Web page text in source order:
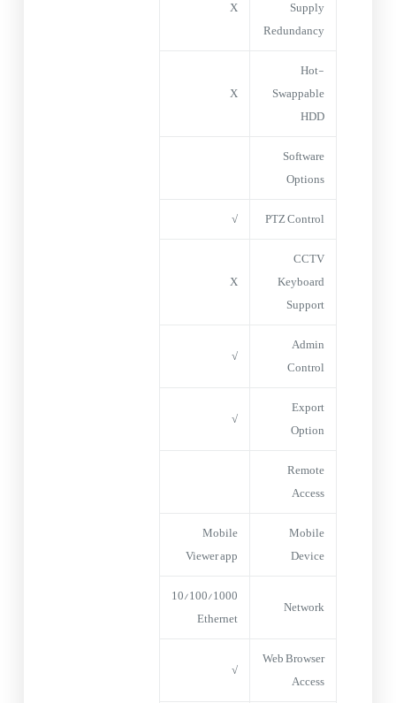
Supply
Redundancy
X
Hot-
Swappable
HDD
X
Software
Options
PTZ Control
√
CCTV
Keyboard
Support
X
Admin
Control
√
Export
Option
√
Remote
Access
Mobile
Device
Mobile
Viewer app
Network
10/100/1000
Ethernet
Web Browser
Access
√